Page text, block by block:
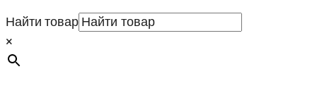
Найти товар
×